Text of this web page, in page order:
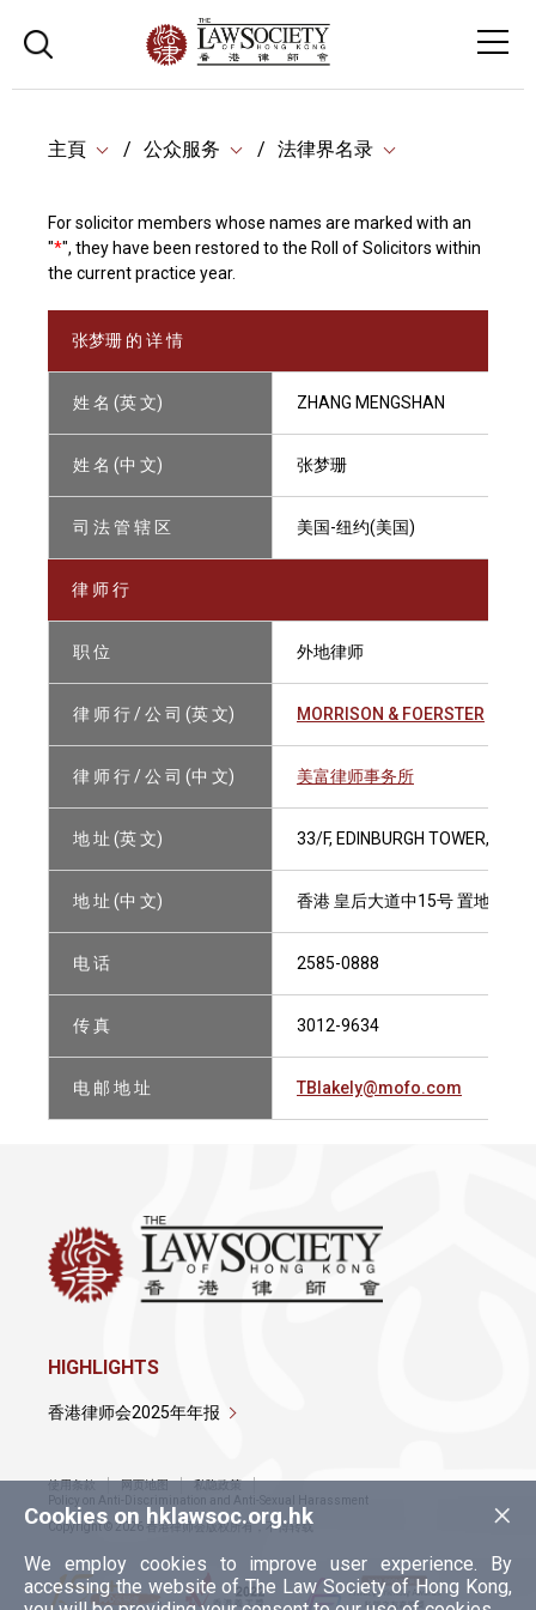
主頁 公众服务 法律界名录
For solicitor members whose names are marked with an
"*", they have been restored to the Roll of Solicitors within
the current practice year.
张梦珊 的 详 情
姓 名 (英 文) ZHANG MENGSHAN
姓 名 (中 文) 张梦珊
司 法 管 辖 区 美国-纽约(美国)
律 师 行
职 位 外地律师
律 师 行 / 公 司 (英 文) MORRISON & FOERSTER
律 师 行 / 公 司 (中 文) 美富律师事务所
地 址 (英 文) 33/F, EDINBURGH TOWER, THE
地 址 (中 文) 香港 皇后大道中15号 置地广场
电 话 2585-0888
传 真 3012-9634
电 邮 地 址 TBlakely@mofo.com
×
Cookies on hklawsoc.org.hk
We employ cookies to improve user experience. By
accessing the website of The Law Society of Hong Kong,
HIGHLIGHTS
香港律师会2025年年报
使用条款 网页地图
私隐政策
Policy on Anti-Discrimination and Anti-Sexual Harassment
Copyright © 2026 香港律师会版权所有，不得转载